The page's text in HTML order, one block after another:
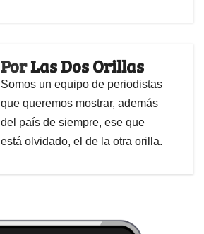
PorLas Dos Orillas
Somos un equipo de periodistas
que queremos mostrar, además
del país de siempre, ese que
está olvidado, el de la otra orilla.